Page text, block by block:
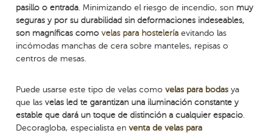
pasillo o entrada . Minimizando el riesgo de incendio, son muy
seguras y por su durabilidad sin deformaciones indeseables,
son magníficas comovelas para hostelería evitando las
incómodas manchas de cera sobre manteles, repisas o
centros de mesas.
Puede usarse este tipo de velas comovelas para bodas ya
que lasvelas led te garantizan una iluminación constante y
estable que dará un toque de distinción a cualquier espacio
Decoragloba, especialista enventa de velas para